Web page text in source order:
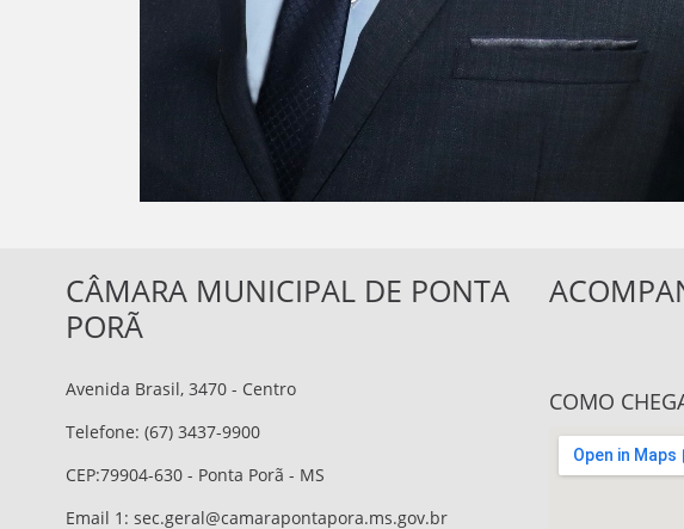
CÂMARA MUNICIPAL DE PONTA
PORÃ
Avenida Brasil, 3470 - Centro
Telefone: (67) 3437-9900
CEP:79904-630 - Ponta Porã - MS
Email 1: sec.geral@camarapontapora.ms.gov.br
COMO